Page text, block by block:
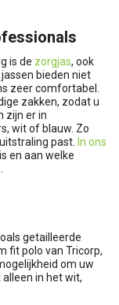
is de zorgjas, ook
bieden niet
zeer comfortabel.
zakken, zodat u
zijn er in
wit of blauw. Zo
past. In ons
en aan welke
getailleerde
fit polo van Tricorp,
om uw
in het wit,